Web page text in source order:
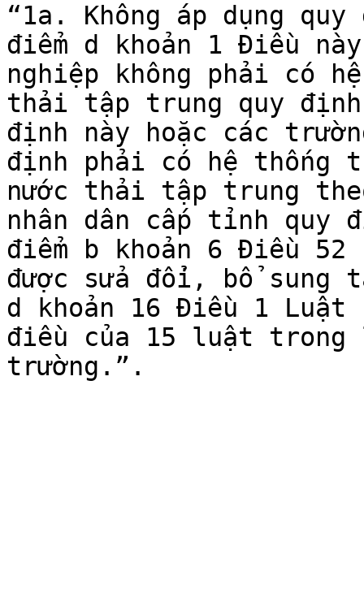
“1a. Không áp dụng
điểm d khoản 1 Điều
nghiệp không phải có
thải tập trung quy
định này hoặc các
định phải có hệ thống
nước thải tập trung
nhân dân cấp tỉnh quy
điểm b khoản 6 Điều
được sửa đổi, bổ sung
d khoản 16 Điều 1 Luật
điều của 15 luật trong